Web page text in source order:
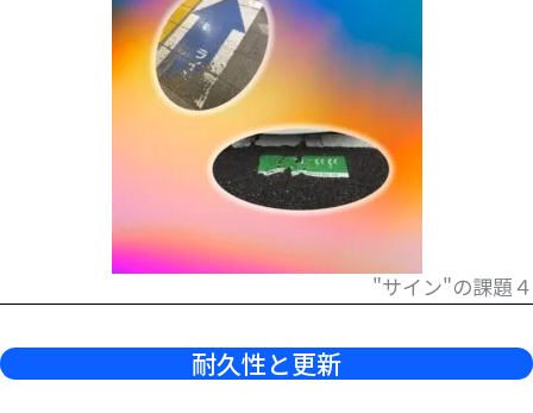
"サイン"の課題４
耐久性と更新